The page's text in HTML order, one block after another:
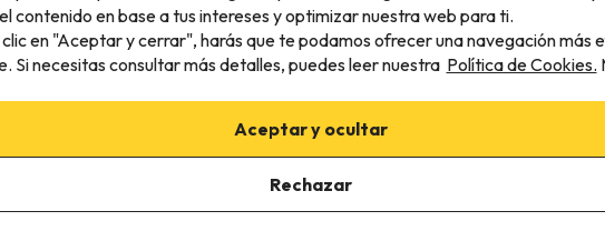
25.4 km 23 min
Apartments Panoramalage über Altenmarkt,
contenido en base a tus intereses y optimizar nuestra web para ti.
en "Aceptar y cerrar", harás que te podamos ofrecer una navegación más
Si necesitas consultar más detalles, puedes leer nuestra Política de Cookies.
Aceptar y ocultar
Rechazar